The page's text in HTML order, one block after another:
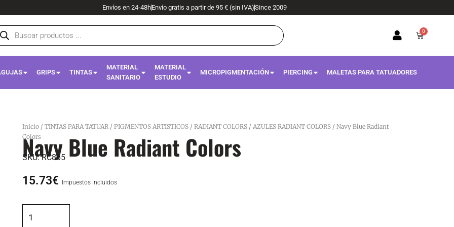
Envíos en 24-48hEnvío gratis a partir de 95 € (sin IVA)Since 2009
0
Carrito
GRIPS TINTAS
MATERIAL
SANITARIO
MATERIAL
ESTUDIO
MICROPIGMENTACIÓN PIERCING MALETAS PARA TATUADORES
Inicio/ TINTAS PARA TATUAR/ PIGMENTOS ARTISTICOS/ RADIANT COLORS/ AZULES RADIANT COLORS/ Navy Blue Radiant
Colors
Navy Blue Radiant Colors
SKU:RC865
15.73€ Impuestos incluidos
Blue